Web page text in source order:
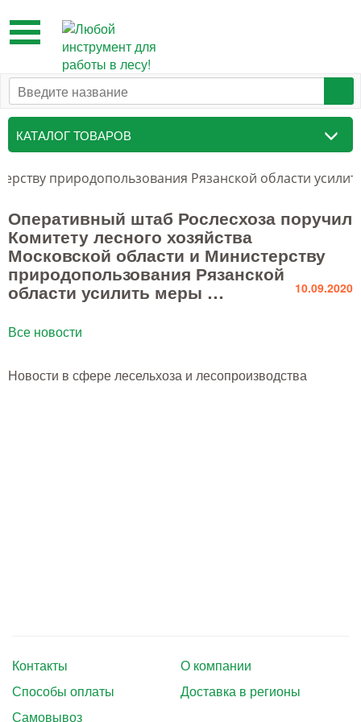
Toggle
navigation
КАТАЛОГ ТОВАРОВ
Таксационный инструмент
Маркировочные средства
Бензоинструмент и
принадлежности
Инструмент лесоруба
аренды, знаки
Тушение лесных пожаров
природопользования Рязанской области
Оперативный штаб Рослесхоза поручил
Комитету лесного хозяйства
Московской области и Министерству
природопользования Рязанской
области усилить меры … 10.09.2020
Все новости
Новости в сфере лесельхоза и лесопроизводства
Контакты
О компании
Способы оплаты
Доставка в регионы
Самовывоз